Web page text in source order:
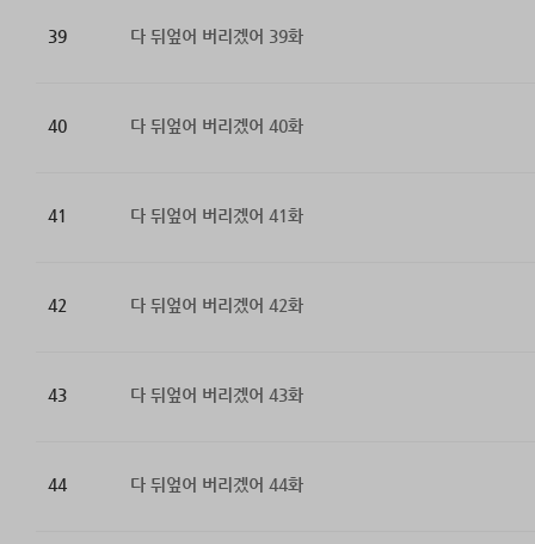
39 다 뒤엎어 버리겠어 39화
40 다 뒤엎어 버리겠어 40화
41 다 뒤엎어 버리겠어 41화
42 다 뒤엎어 버리겠어 42화
43 다 뒤엎어 버리겠어 43화
44 다 뒤엎어 버리겠어 44화